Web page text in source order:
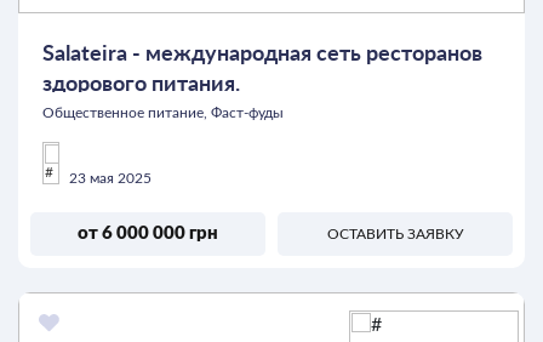
Salateira - международная сеть ресторанов
здорового питания.
Общественное питание, Фаст-фуды
23 мая 2025
от 6 000 000 грн ОСТАВИТЬ ЗАЯВКУ